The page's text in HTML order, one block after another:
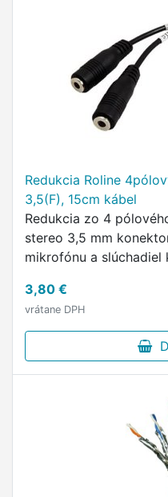
Redukcia Roline
3,5(F), 15cm kábel
Redukcia zo 4
stereo 3,5 mm
mikrofónu a slúchadiel
3,80 €
vrátane DPH